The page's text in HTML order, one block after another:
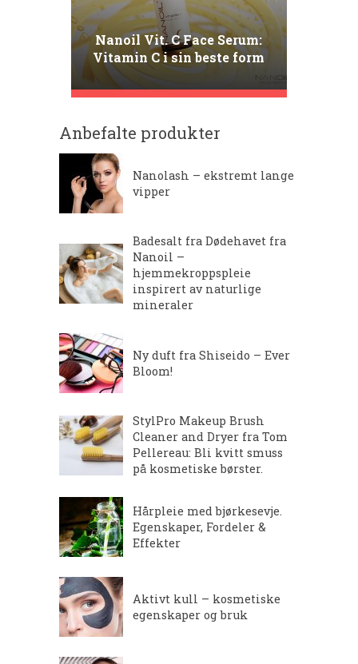
Nanoil Vit. C Face Serum:
Vitamin C i sin beste form
Anbefalte produkter
Nanolash – ekstremt lange
vipper
Badesalt fra Dødehavet fra
Nanoil –
hjemmekroppspleie
inspirert av naturlige
mineraler
Ny duft fra Shiseido – Ever
Bloom!
StylPro Makeup Brush
Cleaner and Dryer fra Tom
Pellereau: Bli kvitt smuss
på kosmetiske børster.
Hårpleie med bjørkesevje.
Egenskaper, Fordeler &
Effekter
Aktivt kull – kosmetiske
egenskaper og bruk